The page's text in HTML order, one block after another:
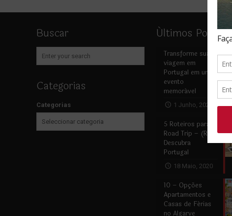
Buscar
Categorias
Categorias
Últimos Posts
Transforme sua
viagem em
Portugal em um
evento
memorável
1 Junho, 2020
5 Roteiros para
Road Trip – (Re)
Descubra
Portugal
18 Maio, 2020
10 – Opções
Apartamentos e
Casas de Férias
no Algarve